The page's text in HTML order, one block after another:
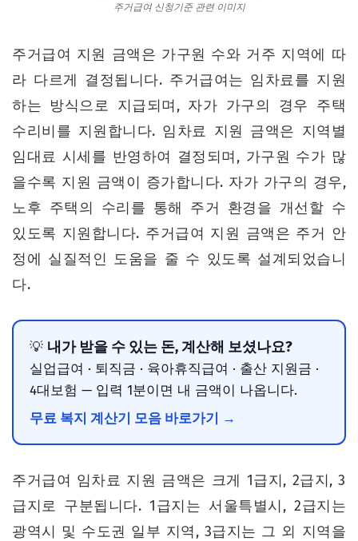
주거급여 신청기준 관련 이미지
주거급여 지원 금액은 가구원 수와 거주 지역에 따
라 다르게 결정됩니다. 주거급여는 임차료를 지원
하는 방식으로 지급되며, 자가 가구의 경우 주택
수리비를 지원합니다. 임차료 지원 금액은 지역별
임대료 시세를 반영하여 결정되며, 가구원 수가 많
을수록 지원 금액이 증가합니다. 자가 가구의 경우,
노후 주택의 수리를 통해 주거 환경을 개선할 수
있도록 지원합니다. 주거급여 지원 금액은 주거 안
정에 실질적인 도움을 줄 수 있도록 설계되었습니
다.
💡 내가 받을 수 있는 돈, 계산해 보셨나요?
실업급여 · 퇴직금 · 육아휴직급여 · 출산 지원금 ·
4대보험 — 입력 1분이면 내 금액이 나옵니다.
무료 복지 계산기 모음 바로가기 →
주거급여 임차료 지원 금액은 크게 1급지, 2급지, 3
급지로 구분됩니다. 1급지는 서울특별시, 2급지는
광역시 및 수도권 일부 지역, 3급지는 그 외 지역을